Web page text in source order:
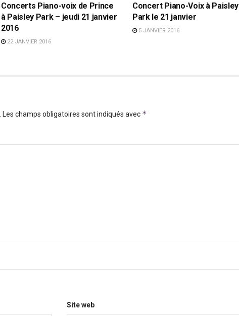
Concerts Piano-voix de Prince
à Paisley Park – jeudi 21 janvier
2016
22 JANVIER 2016
Concert Piano-Voix à Paisley
Park le 21 janvier
5 JANVIER 2016
Les champs obligatoires sont indiqués avec *
Site web